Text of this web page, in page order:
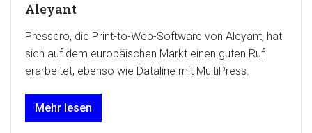
Aleyant
Pressero, die Print-to-Web-Software von Aleyant, hat
sich auf dem europäischen Markt einen guten Ruf
erarbeitet, ebenso wie Dataline mit MultiPress.
Mehr lesen